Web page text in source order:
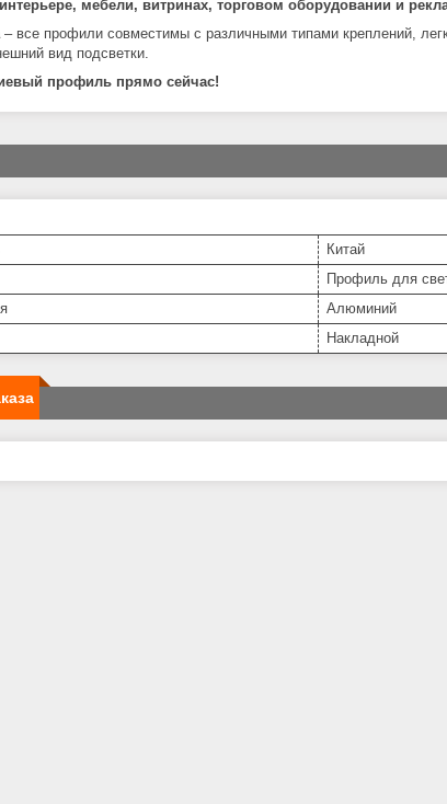
интерьере, мебели, витринах, торговом оборудовании и
– все профили совместимы с различными типами креплений,
вид подсветки.
профиль прямо сейчас!
Китай
Профиль для
Алюминий
Накладной